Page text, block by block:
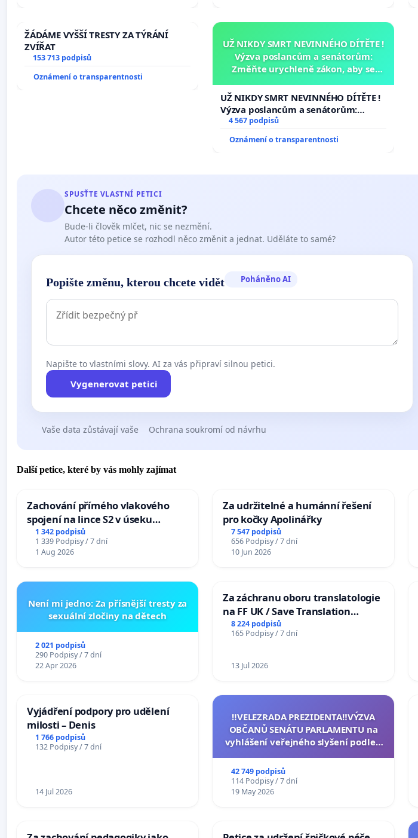
ŽÁDÁME VYŠŠÍ TRESTY ZA TÝRÁNÍ
ZVÍŘAT
153 713 podpisů
Oznámení o transparentnosti
UŽ NIKDY SMRT NEVINNÉHO DÍTĚTE !
Výzva poslancům a senátorům:
Změňte urychleně zákon, aby se
opakovat!
UŽ NIKDY SMRT NEVINNÉHO DÍTĚTE !
Výzva poslancům a senátorům:
Změňte urychleně zákon, aby se
opakovat!
4 567 podpisů
Oznámení o transparentnosti
SPUSŤTE VLASTNÍ PETICI
Chcete něco změnit?
Bude-li člověk mlčet, nic se nezmění.
Autor této petice se rozhodl něco změnit a jednat. Uděláte to samé?
Popište změnu, kterou chcete vidět Poháněno AI
Napište to vlastními slovy. AI za vás připraví silnou petici.
Vygenerovat petici
Vaše data zůstávají vaše Ochrana soukromí od návrhu
Další petice, které by vás mohly zajímat
Zachování přímého vlakového
spojení na lince S2 v úseku
Ostrava – Bohumín – Karviná –
Mosty u Jablunkova
1 342 podpisů
1 339 Podpisy / 7 dní
1 Aug 2026
Za udržitelné a humánní řešení
pro kočky Apolinářky
7 547 podpisů
656 Podpisy / 7 dní
10 Jun 2026
Není mi jedno: Za přísnější tresty za
sexuální zločiny na dětech
2 021 podpisů
290 Podpisy / 7 dní
22 Apr 2026
Za záchranu oboru translatologie
na FF UK / Save Translation
Studies at the Faculty of Arts,
Charles University
8 224 podpisů
165 Podpisy / 7 dní
13 Jul 2026
Vyjádření podpory pro udělení
milosti – Denis
1 766 podpisů
132 Podpisy / 7 dní
14 Jul 2026
‼️VELEZRADA PREZIDENTA‼️VÝZVA
OBČANŮ SENÁTU PARLAMENTU na
vyhlášení veřejného slyšení podle §
na přijetí usnesení k podání ústavní
žaloby na prezidenta republiky
42 749 podpisů
114 Podpisy / 7 dní
19 May 2026